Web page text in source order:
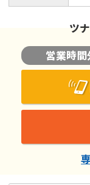
ツ
営業時間